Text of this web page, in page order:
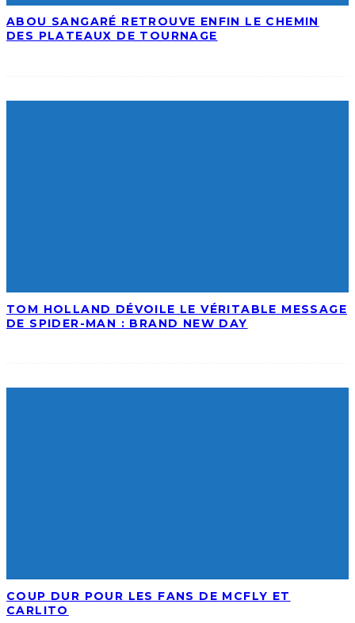
ABOU SANGARÉ RETROUVE ENFIN LE CHEMIN
DES PLATEAUX DE TOURNAGE
TOM HOLLAND DÉVOILE LE VÉRITABLE MESSAGE
DE SPIDER-MAN : BRAND NEW DAY
COUP DUR POUR LES FANS DE MCFLY ET
CARLITO